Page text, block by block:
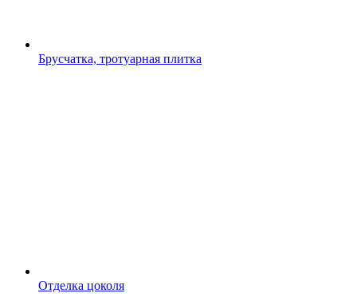
Брусчатка, тротуарная плитка
Отделка цоколя